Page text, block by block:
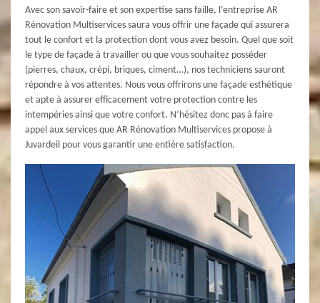
Avec son savoir-faire et son expertise sans faille, l’entreprise AR
Rénovation Multiservices saura vous offrir une façade qui assurera
tout le confort et la protection dont vous avez besoin. Quel que soit
le type de façade à travailler ou que vous souhaitez posséder
(pierres, chaux, crépi, briques, ciment…), nos techniciens sauront
répondre à vos attentes. Nous vous offrirons une façade esthétique
et apte à assurer efficacement votre protection contre les
intempéries ainsi que votre confort. N’hésitez donc pas à faire
appel aux services que AR Rénovation Multiservices propose à
Juvardeil pour vous garantir une entière satisfaction.